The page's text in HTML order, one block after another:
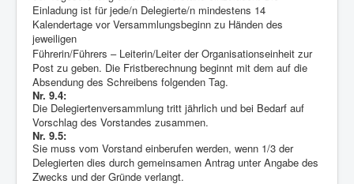
Einladung ist für jede/n Delegierte/n mindestens 14
Kalendertage vor Versammlungsbeginn zu Händen des
jeweiligen
Führerin/Führers – Leiterin/Leiter der Organisationseinheit zur
Post zu geben. Die Fristberechnung beginnt mit dem auf die
Absendung des Schreibens folgenden Tag.
Nr. 9.4:
Die Delegiertenversammlung tritt jährlich und bei Bedarf auf
Vorschlag des Vorstandes zusammen.
Nr. 9.5:
Sie muss vom Vorstand einberufen werden, wenn 1/3 der
Delegierten dies durch gemeinsamen Antrag unter Angabe des
Zwecks und der Gründe verlangt.